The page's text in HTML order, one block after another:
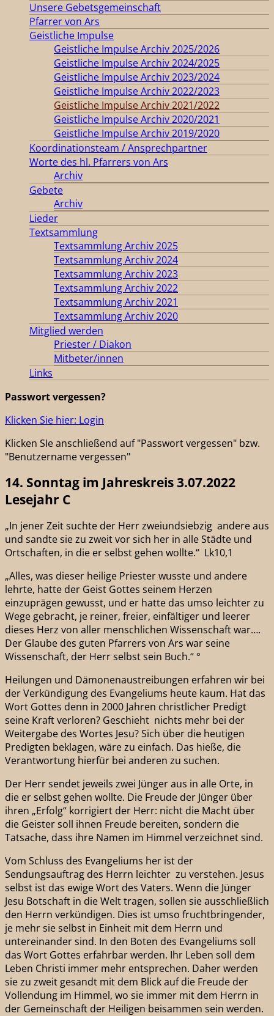
Unsere Gebetsgemeinschaft
Pfarrer von Ars
Geistliche Impulse
Geistliche Impulse Archiv 2025/2026
Geistliche Impulse Archiv 2024/2025
Geistliche Impulse Archiv 2023/2024
Geistliche Impulse Archiv 2022/2023
Geistliche Impulse Archiv 2021/2022
Geistliche Impulse Archiv 2020/2021
Geistliche Impulse Archiv 2019/2020
Koordinationsteam / Ansprechpartner
Worte des hl. Pfarrers von Ars
Archiv
Gebete
Archiv
Lieder
Textsammlung
Textsammlung Archiv 2025
Textsammlung Archiv 2024
Textsammlung Archiv 2023
Textsammlung Archiv 2022
Textsammlung Archiv 2021
Textsammlung Archiv 2020
Mitglied werden
Priester / Diakon
Mitbeter/innen
Links
Passwort vergessen?
Klicken Sie hier: Login
Klicken SIe anschließend auf "Passwort vergessen" bzw.
"Benutzername vergessen"
14. Sonntag im Jahreskreis 3.07.2022
Lesejahr C
„In jener Zeit suchte der Herr zweiundsiebzig andere aus
und sandte sie zu zweit vor sich her in alle Städte und
Ortschaften, in die er selbst gehen wollte.“ Lk10,1
„Alles, was dieser heilige Priester wusste und andere
lehrte, hatte der Geist Gottes seinem Herzen
einzuprägen gewusst, und er hatte das umso leichter zu
Wege gebracht, je reiner, freier, einfältiger und leerer
dieses Herz von aller menschlichen Wissenschaft war….
Der Glaube des guten Pfarrers von Ars war seine
Wissenschaft, der Herr selbst sein Buch.“ °
Heilungen und Dämonenaustreibungen erfahren wir bei
der Verkündigung des Evangeliums heute kaum. Hat das
Wort Gottes denn in 2000 Jahren christlicher Predigt
seine Kraft verloren? Geschieht nichts mehr bei der
Weitergabe des Wortes Jesu? Sich über die heutigen
Predigten beklagen, wäre zu einfach. Das hieße, die
Verantwortung hierfür bei anderen zu suchen.
Der Herr sendet jeweils zwei Jünger aus in alle Orte, in
die er selbst gehen wollte. Die Freude der Jünger über
ihren „Erfolg“ korrigiert der Herr: nicht die Macht über
die Geister soll ihnen Freude bereiten, sondern die
Tatsache, dass ihre Namen im Himmel verzeichnet sind.
Vom Schluss des Evangeliums her ist der
Sendungsauftrag des Herrn leichter zu verstehen. Jesus
selbst ist das ewige Wort des Vaters. Wenn die Jünger
Jesu Botschaft in die Welt tragen, sollen sie ausschließlich
den Herrn verkündigen. Dies ist umso fruchtbringender,
je mehr sie selbst in Einheit mit dem Herrn und
untereinander sind. In den Boten des Evangeliums soll
das Wort Gottes erfahrbar werden. Ihr Leben soll dem
Leben Christi immer mehr entsprechen. Daher werden
sie zu zweit gesandt mit dem Blick auf die Freude der
Vollendung im Himmel, wo sie immer mit dem Herrn in
der Gemeinschaft der Heiligen beisammen sein werden.